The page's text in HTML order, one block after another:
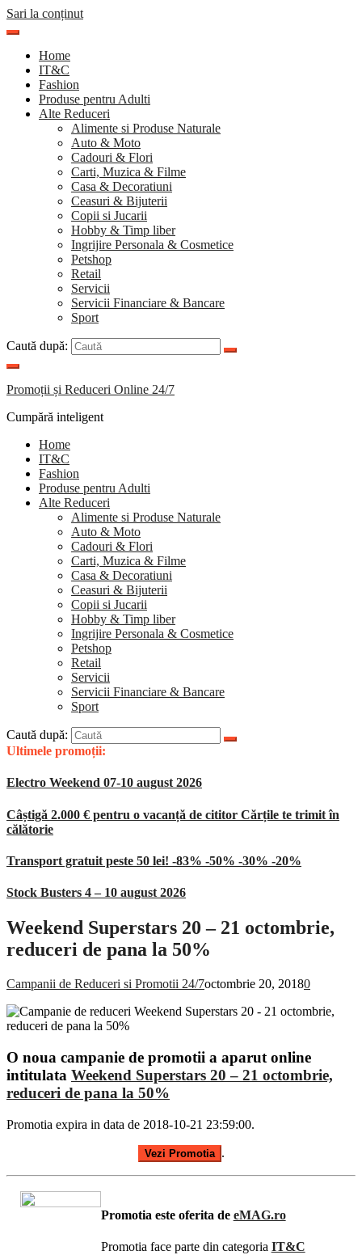
Sari la conținut
Home
IT&C
Fashion
Produse pentru Adulti
Alte Reduceri
Alimente si Produse Naturale
Auto & Moto
Cadouri & Flori
Carti, Muzica & Filme
Casa & Decoratiuni
Ceasuri & Bijuterii
Copii si Jucarii
Hobby & Timp liber
Ingrijire Personala & Cosmetice
Petshop
Retail
Servicii
Servicii Financiare & Bancare
Sport
Caută după:
Promoții și Reduceri Online 24/7
Cumpără inteligent
Home
IT&C
Fashion
Produse pentru Adulti
Alte Reduceri
Alimente si Produse Naturale
Auto & Moto
Cadouri & Flori
Carti, Muzica & Filme
Casa & Decoratiuni
Ceasuri & Bijuterii
Copii si Jucarii
Hobby & Timp liber
Ingrijire Personala & Cosmetice
Petshop
Retail
Servicii
Servicii Financiare & Bancare
Sport
Caută după:
Ultimele promoții:
Electro Weekend 07-10 august 2026
Câștigă 2.000 € pentru o vacanță de cititor Cărțile te trimit în
călătorie
Transport gratuit peste 50 lei! -83% -50% -30% -20%
Stock Busters 4 – 10 august 2026
Weekend Superstars 20 – 21 octombrie,
reduceri de pana la 50%
Campanii de Reduceri si Promotii 24/7octombrie 20, 20180
O noua campanie de promotii a aparut online
intitulata Weekend Superstars 20 – 21 octombrie,
reduceri de pana la 50%
Promotia expira in data de 2018-10-21 23:59:00.
Vezi Promotia .
Promotia este oferita de eMAG.ro
Promotia face parte din categoria IT&C